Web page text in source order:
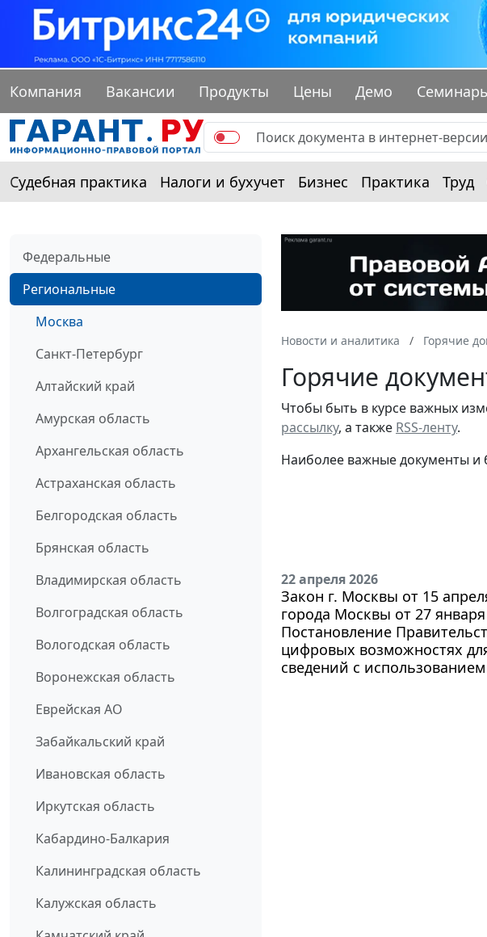
Компания Вакансии Продукты Цены Демо
Судебная практика Налоги и бухучет Бизнес Практика Труд
Федеральные
Региональные
Москва
Санкт-Петербург
Алтайский край
Амурская область
Архангельская область
Астраханская область
Белгородская область
Брянская область
Владимирская область
Волгоградская область
Вологодская область
Воронежская область
Еврейская АО
Забайкальский край
Ивановская область
Иркутская область
Кабардино-Балкария
Калининградская область
Калужская область
Новости и аналитика Горячие
Горячие
Чтобы быть в курсе важных
рассылку, а также RSS-ленту.
Наиболее важные документы и
22 апреля 2026
Закон г. Москвы от 15
города Москвы от 27
Постановление
цифровых возможностях
сведений с